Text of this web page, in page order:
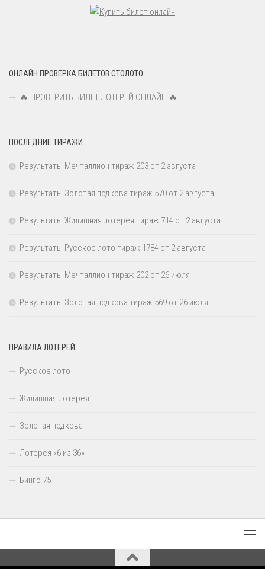
ОНЛАЙН ПРОВЕРКА БИЛЕТОВ СТОЛОТО
🔥 ПРОВЕРИТЬ БИЛЕТ ЛОТЕРЕЙ ОНЛАЙН 🔥
ПОСЛЕДНИЕ ТИРАЖИ
Результаты Мечталлион тираж 203 от 2 августа
Результаты Золотая подкова тираж 570 от 2 августа
Результаты Жилищная лотерея тираж 714 от 2 августа
Результаты Русское лото тираж 1784 от 2 августа
Результаты Мечталлион тираж 202 от 26 июля
Результаты Золотая подкова тираж 569 от 26 июля
ПРАВИЛА ЛОТЕРЕЙ
Русское лото
Жилищная лотерея
Золотая подкова
Лотерея «6 из 36»
Бинго 75